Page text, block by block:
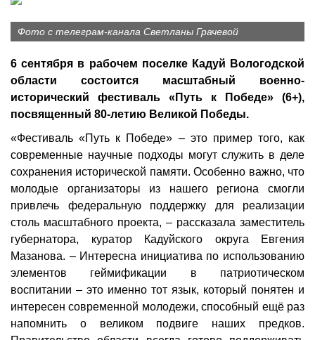
Фото с телеграм-канала Светланы Грачевой
6 сентября в рабочем поселке Кадуй Вологодской
области состоится масштабный военно-
исторический фестиваль «Путь к Победе» (6+),
посвященный 80-летию Великой Победы.
«Фестиваль «Путь к Победе» – это пример того, как
современные научные подходы могут служить в деле
сохранения исторической памяти. Особенно важно, что
молодые организаторы из нашего региона смогли
привлечь федеральную поддержку для реализации
столь масштабного проекта, – рассказала заместитель
губернатора, куратор Кадуйского округа Евгения
Мазанова. – Интересна инициатива по использованию
элементов геймификации в патриотическом
воспитании – это именно тот язык, который понятен и
интересен современной молодежи, способный ещё раз
напомнить о великом подвиге наших предков.